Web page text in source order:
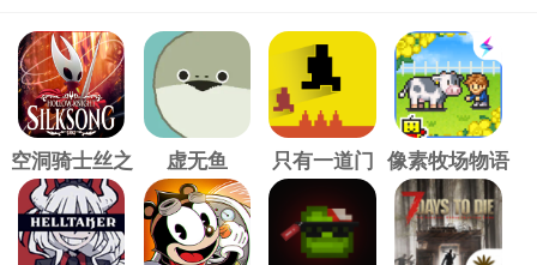
空洞骑士丝之
歌
虚无鱼 只有一道门 像素牧场物语